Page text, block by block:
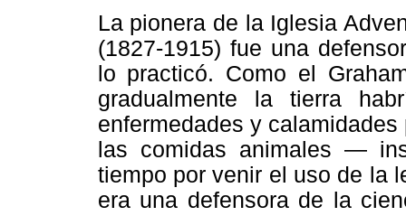
La pionera de la Iglesia
(1827-1915) fue una
lo practicó. Como el
gradualmente la tierra
enfermedades y
las comidas animales —
tiempo por venir el uso de la
era una defensora de la